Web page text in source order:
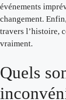
événements
changement.
travers l’histoire,
vraiment.
Quels